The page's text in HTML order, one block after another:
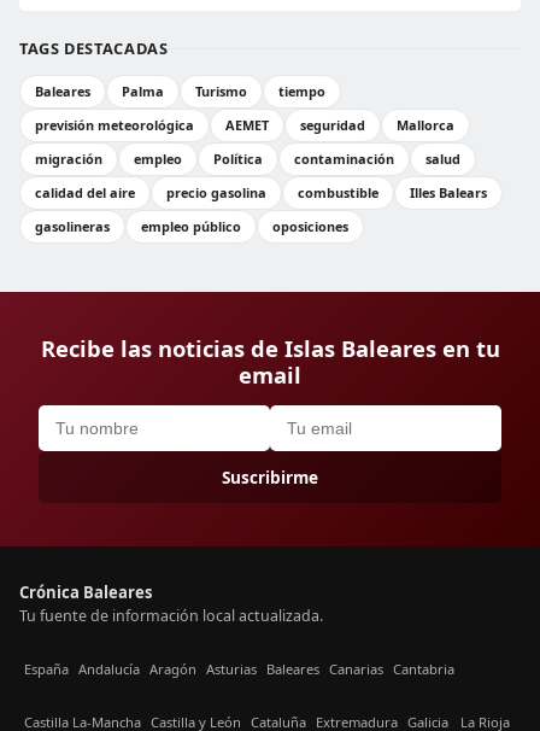
TAGS DESTACADAS
Baleares Palma Turismo
tiempo
previsión meteorológica
AEMET seguridad
Mallorca
migración
empleo Política contaminación
salud
calidad del aire
precio gasolina combustible
Illes Balears
gasolineras
empleo público oposiciones
Recibe las noticias de Islas Baleares en tu
email
Suscribirme
Crónica Baleares
Tu fuente de información local actualizada.
España Andalucía Aragón Asturias Baleares Canarias Cantabria
Castilla La-Mancha Castilla y León Cataluña Extremadura Galicia La Rioja